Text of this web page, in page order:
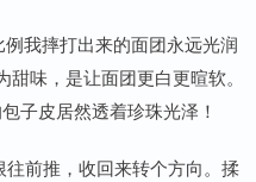
我摔打出来的面团永远光润
味，是让面团更白更暄软。
子皮居然透着珍珠光泽！
前推，收回来转个方向。揉